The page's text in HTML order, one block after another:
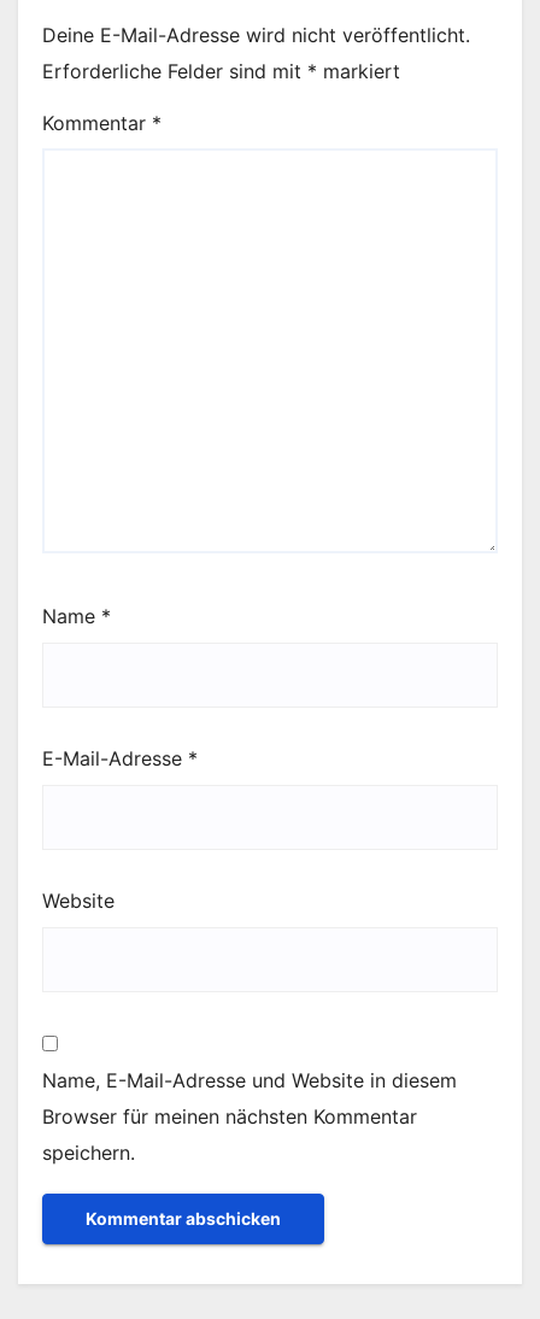
Deine E-Mail-Adresse wird nicht veröffentlicht.
Erforderliche Felder sind mit * markiert
Kommentar *
Name *
E-Mail-Adresse *
Website
Name, E-Mail-Adresse und Website in diesem
Browser für meinen nächsten Kommentar
speichern.